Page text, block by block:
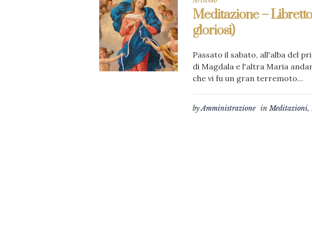
Meditazione –
gloriosi)
Passato il sabato, all'alba del
di Magdala e l'altra Maria
che vi fu un gran terremoto...
byAmministrazione inMeditazioni,